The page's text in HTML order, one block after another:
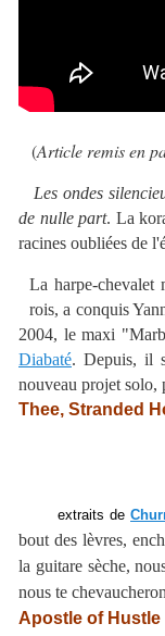
(Article remis en
Les ondes
de nulle part. La
racines oubliées de
La harpe-chevalet
rois, a conquis
2004, le maxi
Diabaté. Depuis, il
nouveau projet solo,
Thee, Stranded
Misty
Le sel
Churning
extraits de
bout des lèvres,
la guitare sèche,
nous te
Apostle of Hustle